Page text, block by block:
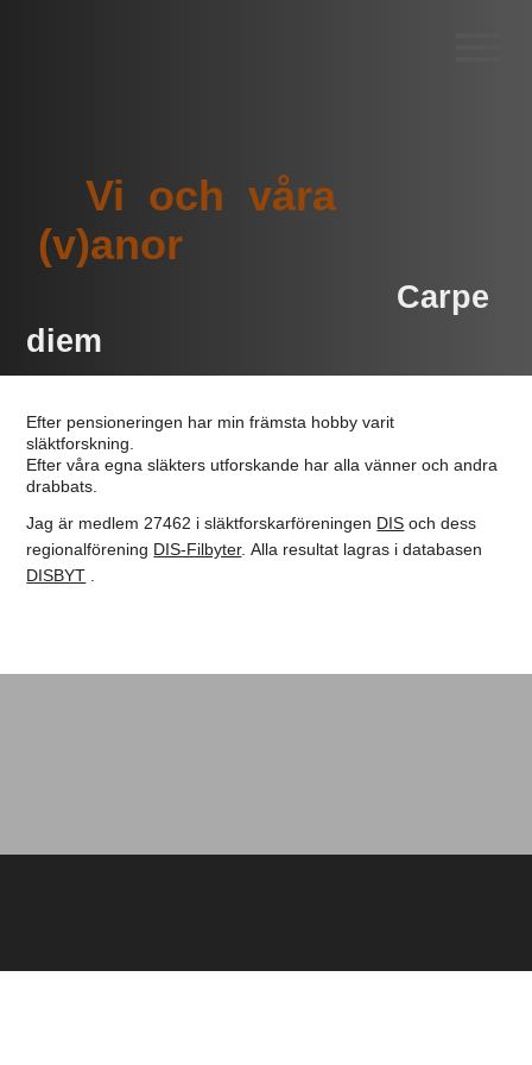
Vi och våra
(v)anor
Carpe
diem
Efter pensioneringen har min främsta hobby varit
släktforskning.
Efter våra egna släkters utforskande har alla vänner och andra
drabbats.
Jag är medlem 27462 i släktforskarföreningen DIS och dess
regionalförening DIS-Filbyter. Alla resultat lagras i databasen
DISBYT